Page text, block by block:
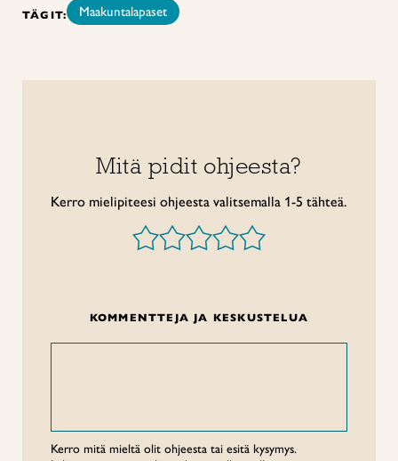
TÄGIT: Maakuntalapaset
Mitä pidit ohjeesta?
Kerro mielipiteesi ohjeesta valitsemalla 1-5 tähteä.
KOMMENTTEJA JA KESKUSTELUA
Kerro mitä mieltä olit ohjeesta tai esitä kysymys.